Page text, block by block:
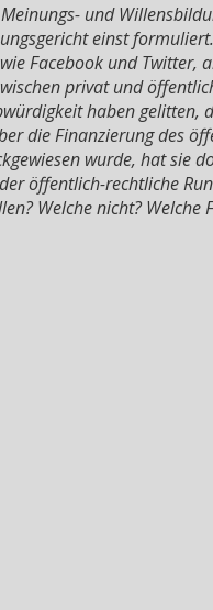
und
einst
Facebook und
privat und
haben gelitten,
die Finanzierung des
wurde, hat sie
öffentlich-rechtliche
Welche nicht?